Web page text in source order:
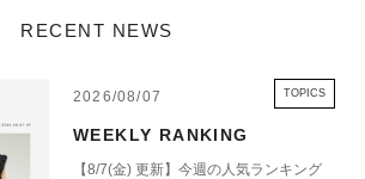
RECENT NEWS
2026/08/07 TOPICS
WEEKLY RANKING
【8/7(金) 更新】今週の人気ランキング